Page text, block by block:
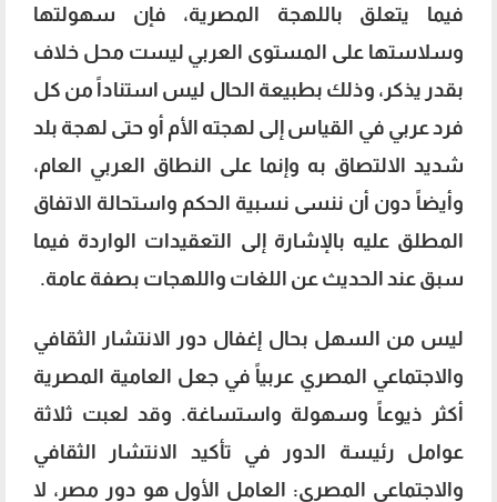
فيما يتعلق باللهجة المصرية، فإن سهولتها
وسلاستها على المستوى العربي ليست محل خلاف
بقدر يذكر، وذلك بطبيعة الحال ليس استناداً من كل
فرد عربي في القياس إلى لهجته الأم أو حتى لهجة بلد
شديد الالتصاق به وإنما على النطاق العربي العام،
وأيضاً دون أن ننسى نسبية الحكم واستحالة الاتفاق
المطلق عليه بالإشارة إلى التعقيدات الواردة فيما
سبق عند الحديث عن اللغات واللهجات بصفة عامة.
ليس من السهل بحال إغفال دور الانتشار الثقافي
والاجتماعي المصري عربياً في جعل العامية المصرية
أكثر ذيوعاً وسهولة واستساغة. وقد لعبت ثلاثة
عوامل رئيسة الدور في تأكيد الانتشار الثقافي
والاجتماعي المصري: العامل الأول هو دور مصر، لا